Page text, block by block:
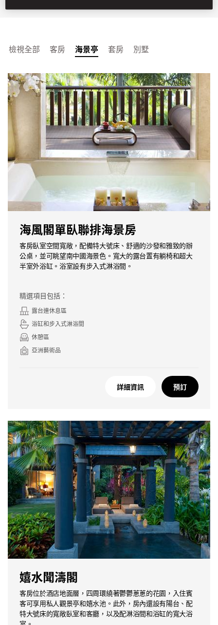
檢視全部 客房 海景亭 套房 別墅
海風閣單臥聯排海景房
客房臥室空間寬敞，配備特大號床、舒適的沙發和雅致的辦
公桌，並可眺望南中國海景色。寬大的露台置有躺椅和超大
半室外浴缸。浴室設有步入式淋浴間。
精選項目包括：
露台連休息區
浴缸和步入式淋浴間
休憩區
亞洲藝術品
詳細資訊 預訂
嬉水聞濤閣
客房位於酒店地面層，四周環繞著鬱鬱蔥蔥的花園，入住賓
客可享用私人觀景亭和嬉水池。此外，房內還設有陽台、配
特大號床的寬敞臥室和客廳，以及配淋浴間和浴缸的寬大浴